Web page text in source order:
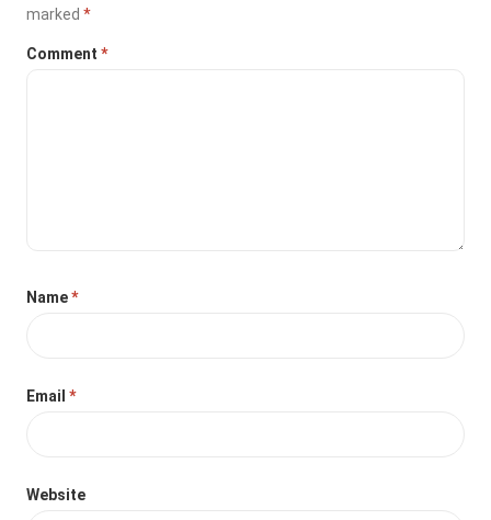
marked*
Comment*
Name*
Email*
Website